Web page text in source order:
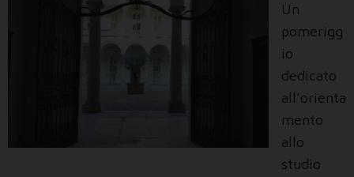
Un
pomerigg
io
dedicato
all’orienta
mento
allo
studio